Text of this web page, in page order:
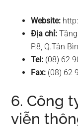
Website:
Địa chỉ:
P.8, Q.Tân
Tel: (08) 62
Fax: (08) 62
6. Công
viễn